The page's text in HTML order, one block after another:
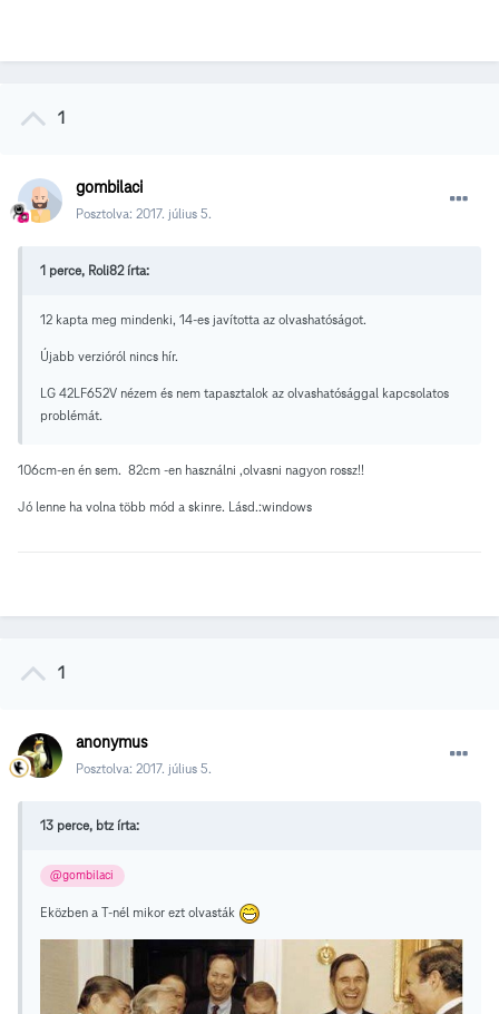
1
gombilaci
Posztolva: 2017. július 5.
1 perce, Roli82 írta:
12 kapta meg mindenki, 14-es javította az olvashatóságot.
Újabb verzióról nincs hír.
LG 42LF652V nézem és nem tapasztalok az olvashatósággal kapcsolatos
problémát.
106cm-en én sem. 82cm -en használni ,olvasni nagyon rossz!!
Jó lenne ha volna több mód a skinre. Lásd.:windows
1
anonymus
Posztolva: 2017. július 5.
13 perce, btz írta:
@gombilaci
Eközben a T-nél mikor ezt olvasták